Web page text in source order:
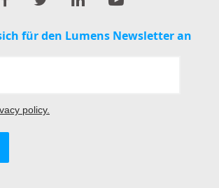
für den Lumens Newsletter an
policy.